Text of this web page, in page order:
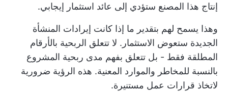
إنتاج هذا المصنع ستؤدي إلى عائد استثمار إيجابي.
وهذا يسمح لهم بتقدير ما إذا كانت إيرادات المنشأة
الجديدة ستعوض الاستثمار. لا تتعلق الربحية بالأرقام
المطلقة فقط - بل تتعلق بفهم مدى ربحية المشروع
بالنسبة للمخاطر والموارد المعنية. هذه الرؤية ضرورية
لاتخاذ قرارات عمل مستنيرة.